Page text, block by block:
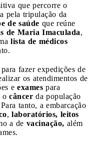
que percorre o
pela tripulação da
de saúde que reúne
de Maria Imaculada,
lista de médicos
fazer expedições de
os atendimentos de
e exames para
o câncer da população
tanto, a embarcação
, laboratórios, leitos
a de vacinação, além